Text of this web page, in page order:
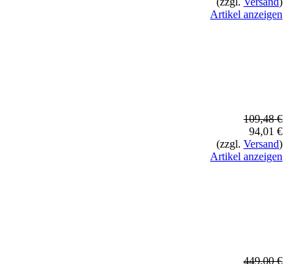
Artikel anzeigen
109,48 €
94,01 €
(zzgl. Versand)
Artikel anzeigen
449,00 €